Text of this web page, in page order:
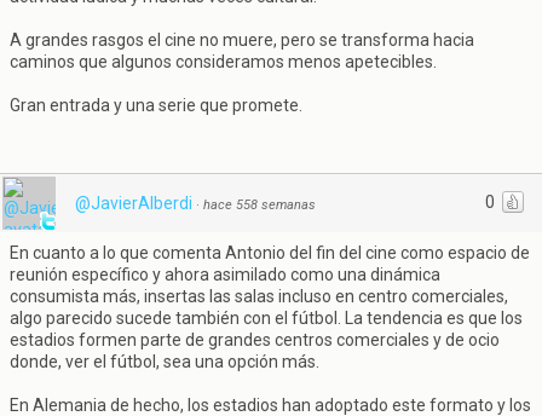
A grandes rasgos el cine no muere, pero se transforma hacia
caminos que algunos consideramos menos apetecibles.
Gran entrada y una serie que promete.
0
@JavierAlberdi · hace 558 semanas
En cuanto a lo que comenta Antonio del fin del cine como espacio de
reunión específico y ahora asimilado como una dinámica
consumista más, insertas las salas incluso en centro comerciales,
algo parecido sucede también con el fútbol. La tendencia es que los
estadios formen parte de grandes centros comerciales y de ocio
donde, ver el fútbol, sea una opción más.
En Alemania de hecho, los estadios han adoptado este formato y los